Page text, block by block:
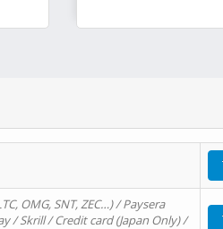
OMG, SNT, ZEC…) / Paysera
/ Skrill / Credit card (Japan Only) /